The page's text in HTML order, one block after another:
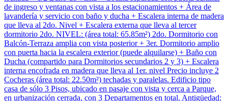
de ingreso y ventanas con vista a los estacionamientos + Área de
lavandería y servicio con baño y ducha + Escalera interna de madera
que lleva al 2do. Nivel + Escalera externa que lleva al tercer
dormitorio 2do. NIVEL: (área total: 65.85m²) 2do. Dormitorio con
Balcón-Terraza amplia con vista posterior + 3er. Dormitorio amplio
con puerta hacia la escalera exterior (puede alquilarse) + Baño con
Ducha (compartido para Dormitorios secundarios 2 y 3) + Escalera
interna encofrada en madera que lleva al 1er. nivel Precio incluye 2
Cocheras (área total: 22.50m²) techadas y paralelas. Edificio tipo
casa de sólo 3 Pisos, ubicado en pasaje con vista y cerca a Parque,
en urbanización cerrada, con 3 Departamentos en total, Antigüedad: